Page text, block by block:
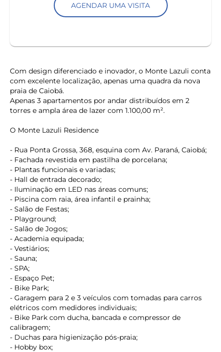
AGENDAR UMA VISITA
Com design diferenciado e inovador, o Monte Lazuli conta
com excelente localização, apenas uma quadra da nova
praia de Caiobá.
Apenas 3 apartamentos por andar distribuídos em 2
torres e ampla área de lazer com 1.100,00 m².
O Monte Lazuli Residence
- Rua Ponta Grossa, 368, esquina com Av. Paraná, Caiobá;
- Fachada revestida em pastilha de porcelana;
- Plantas funcionais e variadas;
- Hall de entrada decorado;
- Iluminação em LED nas áreas comuns;
- Piscina com raia, área infantil e prainha;
- Salão de Festas;
- Playground;
- Salão de Jogos;
- Academia equipada;
- Vestiários;
- Sauna;
- SPA;
- Espaço Pet;
- Bike Park;
- Garagem para 2 e 3 veículos com tomadas para carros
elétricos com medidores individuais;
- Bike Park com ducha, bancada e compressor de
calibragem;
- Duchas para higienização pós-praia;
- Hobby box;